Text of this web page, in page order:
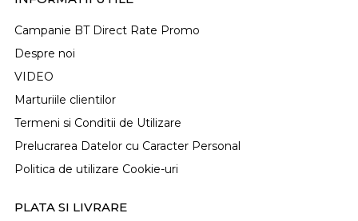
Campanie BT Direct Rate Promo
Despre noi
VIDEO
Marturiile clientilor
Termeni si Conditii de Utilizare
Prelucrarea Datelor cu Caracter Personal
Politica de utilizare Cookie-uri
PLATA SI LIVRARE